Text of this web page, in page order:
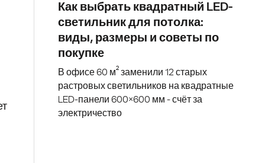
Как выбрать квадратный LED-
светильник для потолка:
виды, размеры и советы по
покупке
В офисе 60 м² заменили 12 старых
растровых светильников на квадратные
LED-панели 600×600 мм - счёт за
электричество